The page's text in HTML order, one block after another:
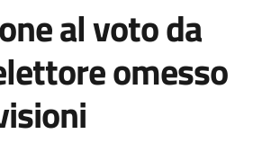
al voto da
omesso